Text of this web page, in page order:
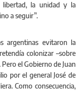
libertad, la unidad y la
a seguir”.
argentinas evitaron la
colonizar –sobre
el Gobierno de Juan
por el general José de
Como consecuencia,